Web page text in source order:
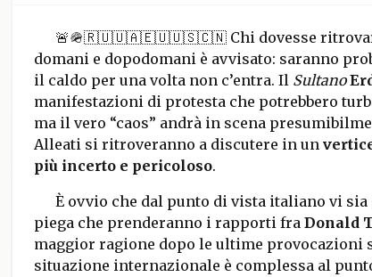
🚨🪖🇷🇺🇺🇦🇪🇺🇺🇸🇨🇳 Chi dovesse
domani e dopodomani è avvisato: saranno
il caldo per una volta non c’entra. Il Sultano
manifestazioni di protesta che potrebbero
ma il vero “caos” andrà in scena
Alleati si ritroveranno a discutere in un
più incerto e pericoloso.
È ovvio che dal punto di vista italiano vi
piega che prenderanno i rapporti fra Donald
maggior ragione dopo le ultime provocazioni
situazione internazionale è complessa al